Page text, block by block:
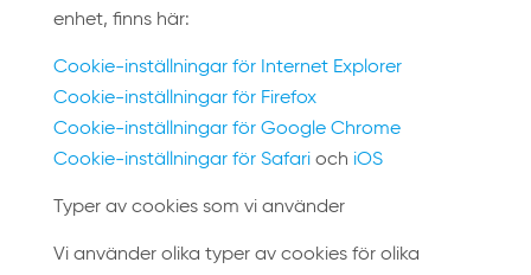
enhet, finns här:
Cookie-inställningar för Internet Explorer
Cookie-inställningar för Firefox
Cookie-inställningar för Google Chrome
Cookie-inställningar för Safari och iOS
Typer av cookies som vi använder
Vi använder olika typer av cookies för olika